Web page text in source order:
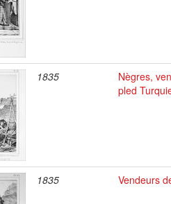
1835
Nègres,
pled
1835 Vendeurs